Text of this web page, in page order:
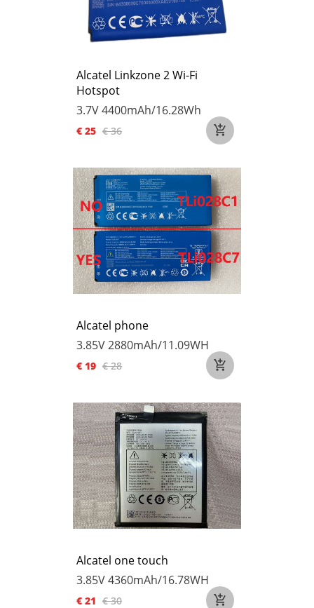
Alcatel Linkzone 2 Wi-Fi
Hotspot
3.7V4400mAh/16.28Wh
€ 25 € 36
Alcatel phone
3.85V2880mAh/11.09WH
€ 19 € 28
Alcatel one touch
3.85V4360mAh/16.78WH
€ 21 € 30